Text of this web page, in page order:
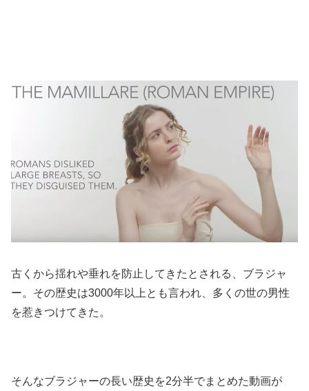
古くから揺れや垂れを防止してきたとされる、ブラジャ
ー。その歴史は3000年以上とも言われ、多くの世の男性
を惹きつけてきた。
そんなブラジャーの長い歴史を2分半でまとめた動画が